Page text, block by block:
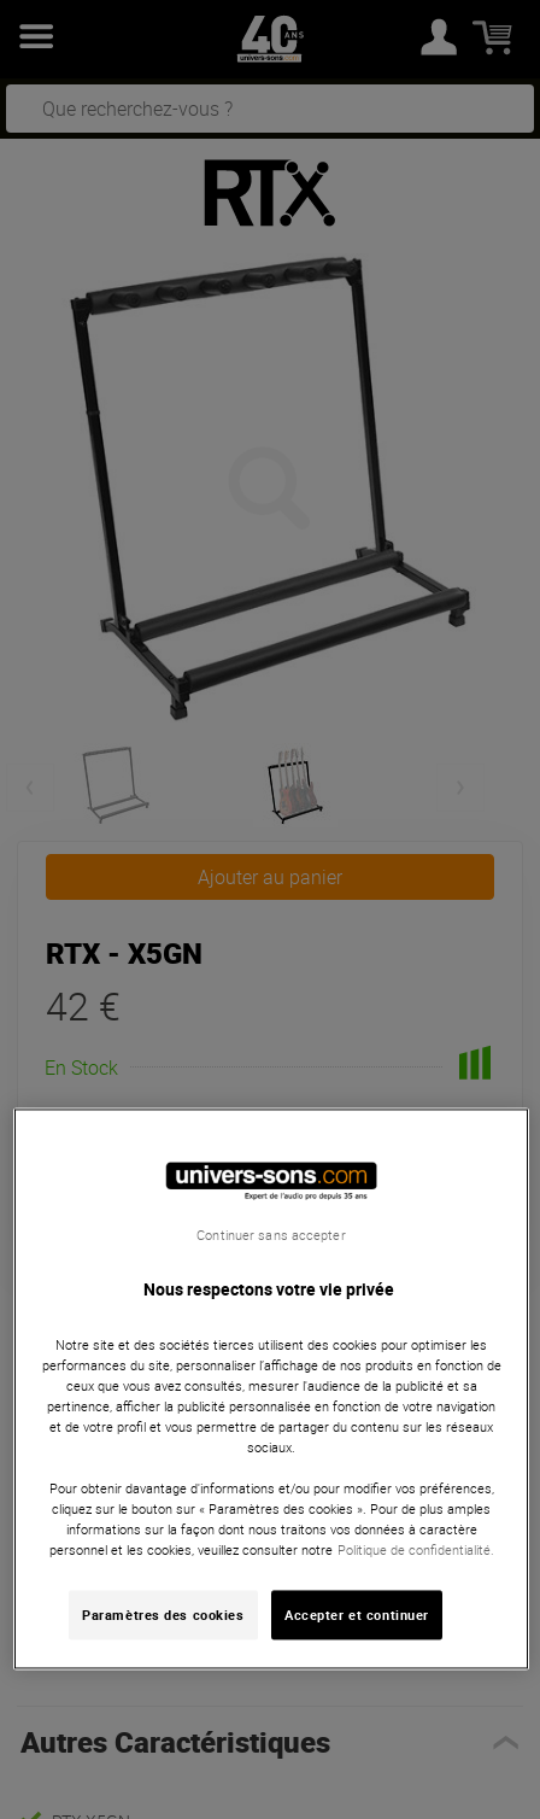
Ajouter au panier
RTX - X5GN
42 €
En Stock
Retrait magasin en 3 jour(s)
Garantie3 ans
Stands & Racks
Stand RTX X5GN pour positionner jusqu'à 5 guitares en
parallèle.
Autres Caractéristiques | Présentation
Autres Caractéristiques
Nous respectons votre vie privée
Notre site et des sociétés tierces utilisent des cookies pour optimiser les
performances du site, personnaliser l’affichage de nos produits en fonction de
ceux que vous avez consultés, mesurer l'audience de la publicité et sa
pertinence, afficher la publicité personnalisée en fonction de votre navigation
et de votre profil et vous permettre de partager du contenu sur les réseaux
sociaux.
Pour obtenir davantage d'informations et/ou pour modifier vos préférences,
cliquez sur le bouton sur « Paramètres des cookies ». Pour de plus amples
informations sur la façon dont nous traitons vos données à caractère
personnel et les cookies, veuillez consulter notre Politique de confidentialité.
Paramètres des cookies Accepter et continuer
Continuer sans accepter